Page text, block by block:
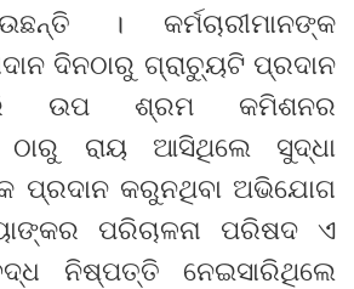
। କର୍ମଚାରୀମାନଙ୍କ
ଦିନଠାରୁ ଗ୍ରାଚ୍ୟୁଟି ପ୍ରଦାନ
ଉପ ଶ୍ରମ କମିଶନର
ରାୟ ଆସିଥିଲେ ସୁଦ୍ଧା
ପ୍ରଦାନ କରୁନଥିବା ଅଭିଯୋଗ
ପରିଚାଳନା ପରିଷଦ ଏ
ନିଷ୍ପତ୍ତି ନେଇସାରିଥିଲେ